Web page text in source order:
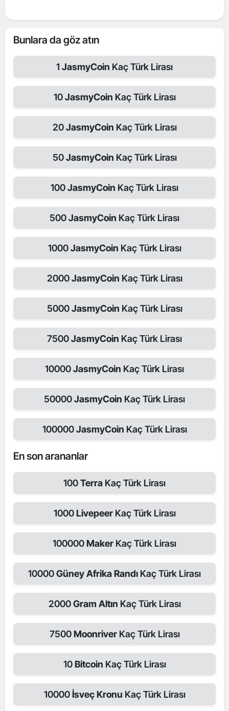
Bunlara da göz atın
1 JasmyCoin Kaç Türk Lirası
10JasmyCoin Kaç Türk Lirası
20JasmyCoin Kaç Türk Lirası
50JasmyCoin Kaç Türk Lirası
100JasmyCoin Kaç Türk Lirası
500JasmyCoin Kaç Türk Lirası
1000JasmyCoin Kaç Türk Lirası
2000JasmyCoin Kaç Türk Lirası
5000JasmyCoin Kaç Türk Lirası
7500JasmyCoin Kaç Türk Lirası
10000JasmyCoin Kaç Türk Lirası
50000JasmyCoin Kaç Türk Lirası
100000JasmyCoin Kaç Türk Lirası
En son arananlar
100Terra Kaç Türk Lirası
1000Livepeer Kaç Türk Lirası
100000Maker Kaç Türk Lirası
10000Güney Afrika Randı Kaç Türk Lirası
2000Gram Altın Kaç Türk Lirası
7500Moonriver Kaç Türk Lirası
10Bitcoin Kaç Türk Lirası
10000İsveç Kronu Kaç Türk Lirası